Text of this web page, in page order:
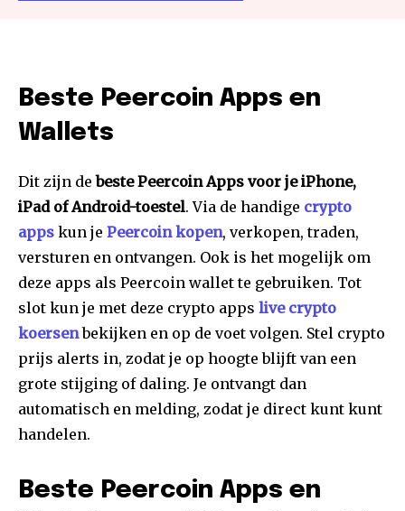
Beste Peercoin Apps en
Wallets
Dit zijn debeste Peercoin Apps voor je iPhone,
iPad of Android-toestel. Via de handige crypto
apps kun je Peercoin kopen, verkopen, traden,
versturen en ontvangen. Ook is het mogelijk om
deze apps als Peercoin wallet te gebruiken. Tot
slot kun je met deze crypto apps live crypto
koersenbekijken en op de voet volgen. Stel crypto
prijs alerts in, zodat je op hoogte blijft van een
grote stijging of daling. Je ontvangt dan
automatisch en melding, zodat je direct kunt kunt
handelen.
Beste Peercoin Apps en